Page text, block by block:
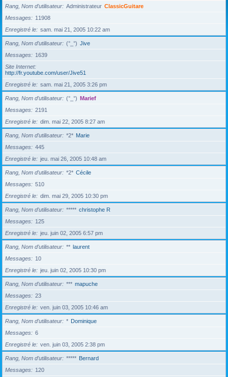
Rang, Nom d’utilisateur Administrateur ClassicGuitare
Messages
11908
Enregistré le
sam. mai 21, 2005 10:22 am
Rang, Nom d’utilisateur (°_°) Jive
Messages
1639
Site Internet
http://fr.youtube.com/user/Jive51
Enregistré le
sam. mai 21, 2005 3:26 pm
Rang, Nom d’utilisateur (°_°) Marief
Messages
2191
Enregistré le
dim. mai 22, 2005 8:27 am
Rang, Nom d’utilisateur *2* Marie
Messages
445
Enregistré le
jeu. mai 26, 2005 10:48 am
Rang, Nom d’utilisateur *2* Cécile
Messages
510
Enregistré le
dim. mai 29, 2005 10:30 pm
Rang, Nom d’utilisateur ***** christophe R
Messages
125
Enregistré le
jeu. juin 02, 2005 6:57 pm
Rang, Nom d’utilisateur ** laurent
Messages
10
Enregistré le
jeu. juin 02, 2005 10:30 pm
Rang, Nom d’utilisateur *** mapuche
Messages
23
Enregistré le
ven. juin 03, 2005 10:46 am
Rang, Nom d’utilisateur * Dominique
Messages
6
Enregistré le
ven. juin 03, 2005 2:38 pm
Rang, Nom d’utilisateur ***** Bernard
Messages
120